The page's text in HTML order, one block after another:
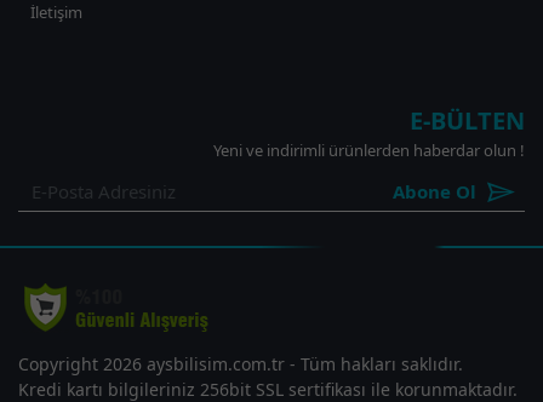
İletişim
E-BÜLTEN
Yeni ve indirimli ürünlerden haberdar olun !
Abone Ol
Copyright 2026 aysbilisim.com.tr - Tüm hakları saklıdır.
Kredi kartı bilgileriniz 256bit SSL sertifikası ile korunmaktadır.